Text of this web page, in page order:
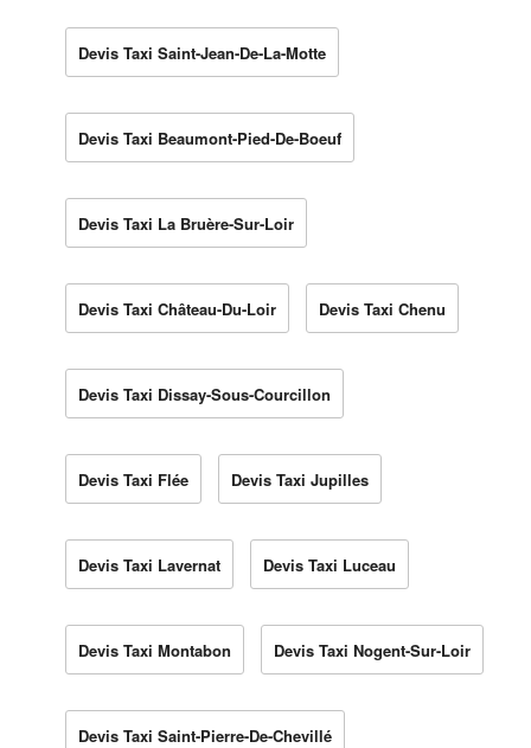
Devis Taxi Saint-Jean-De-La-Motte
Devis Taxi Beaumont-Pied-De-Boeuf
Devis Taxi La Bruère-Sur-Loir
Devis Taxi Château-Du-Loir Devis Taxi Chenu
Devis Taxi Dissay-Sous-Courcillon
Devis Taxi Flée Devis Taxi Jupilles
Devis Taxi Lavernat Devis Taxi Luceau
Devis Taxi Montabon Devis Taxi Nogent-Sur-Loir
Devis Taxi Saint-Pierre-De-Chevillé